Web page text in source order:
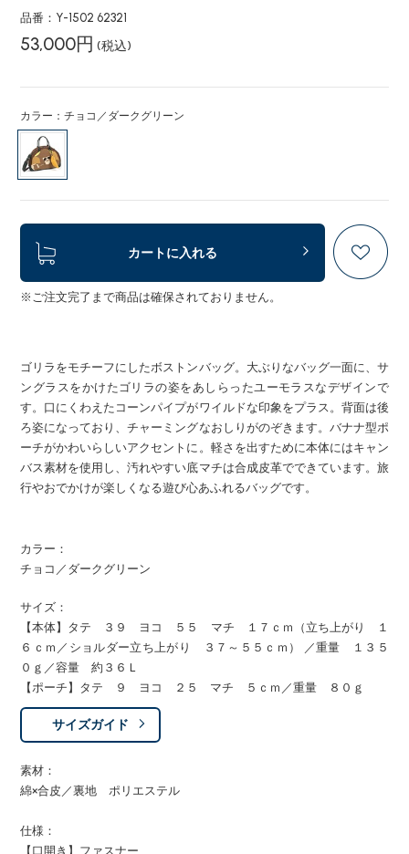
品番：Y-1502 62321
53,000円 (税込)
カラー：チョコ／ダークグリーン
カートに入れる
※ご注文完了まで商品は確保されておりません。
ゴリラをモチーフにしたボストンバッグ。大ぶりなバッグ一面に、サ
ングラスをかけたゴリラの姿をあしらったユーモラスなデザインで
す。口にくわえたコーンパイプがワイルドな印象をプラス。背面は後
ろ姿になっており、チャーミングなおしりがのぞきます。バナナ型ポ
ーチがかわいらしいアクセントに。軽さを出すために本体にはキャン
バス素材を使用し、汚れやすい底マチは合成皮革でできています。旅
行やおでかけが楽しくなる遊び心あふれるバッグです。
カラー：
チョコ／ダークグリーン
サイズ：
【本体】タテ ３９ ヨコ ５５ マチ １７ｃｍ（立ち上がり １
６ｃｍ／ショルダー立ち上がり ３７～５５ｃｍ） ／重量 １３５
０ｇ／容量 約３６Ｌ
【ポーチ】タテ ９ ヨコ ２５ マチ ５ｃｍ／重量 ８０ｇ
サイズガイド
素材：
綿×合皮／裏地 ポリエステル
仕様：
【口開き】ファスナー